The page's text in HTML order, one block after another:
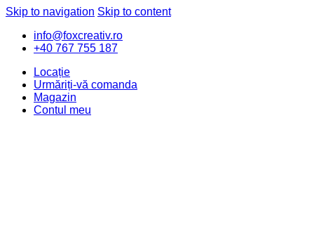
Skip to navigation Skip to content
info@foxcreativ.ro
+40 767 755 187
Locație
Urmăriți-vă comanda
Magazin
Contul meu